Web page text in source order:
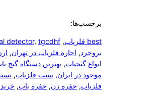
برچسب‌ها:
best فلزیاب ,
detector, tgcdhf
بروجرد, اجاره فلزیاب در تهران,
انواع گنجیاب, بهترین دستگاه گنج
موجود در ایران, تست فلزیاب,
فلزیاب, حفره زن, حفره یاب,